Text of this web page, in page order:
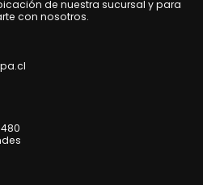
de nuestra sucursal y para
con nosotros.